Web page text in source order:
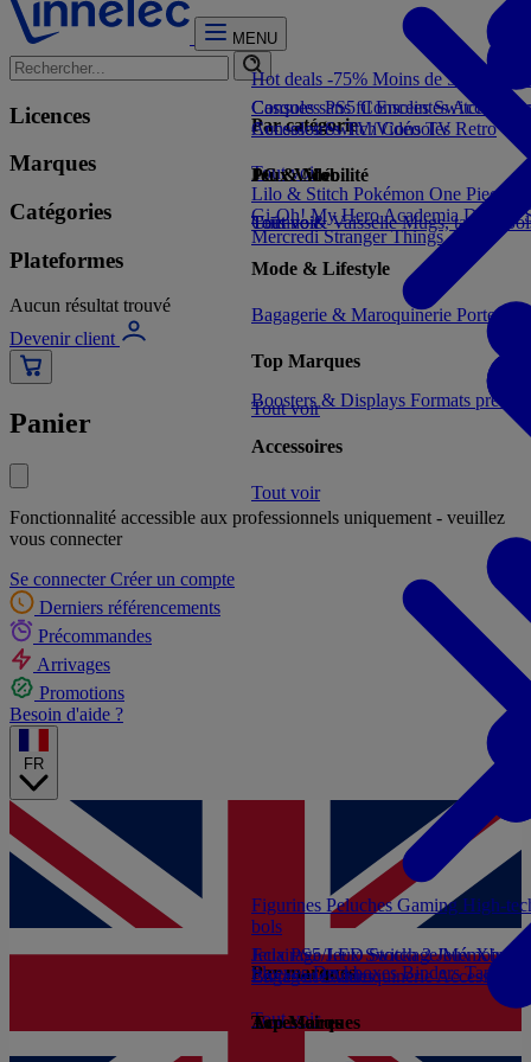
MENU
Licences
Marques
Catégories
Plateformes
Aucun résultat trouvé
Devenir client
Panier
Fonctionnalité accessible aux professionnels uniquement - veuillez
vous connecter
Se connecter Créer un compte
Derniers référencements
Précommandes
Arrivages
Promotions
Besoin d'aide ?
FR
Hot deals -75% Moins de 5€
Par catégorie
Tout voir
Figurines PeluchesGaming High-
bols
Par marques
Tout voir
Consoles PS5Consoles Switch 2
Consoles SwitchConsoles Retro
Jeux Vidéo
Tout voir
Jeux PS5Jeux Switch 2Jeux Xbox
Livres et Guides
Accessoires
Cuisine & VaisselleMugs, tasses,
Mode & Lifestyle
Bagagerie & Maroquinerie Porte-
Top Marques
Tout voir
Boosters & Displays Formats prêts
Accessoires
Tout voir
SleevesDeckboxesBindersTapis
Casques sans filEnceintes
Accessoires TV/VidéoTV
PC & Mobilité
Tout voir
Eclairage/LEDStockage/Mémoire
Bagagerie/MaroquinerieAccessoires
Top Marques
Lilo & Stitch Pokémon One Piece
Gi-Oh!My Hero AcademiaDemon
MercrediStranger Things